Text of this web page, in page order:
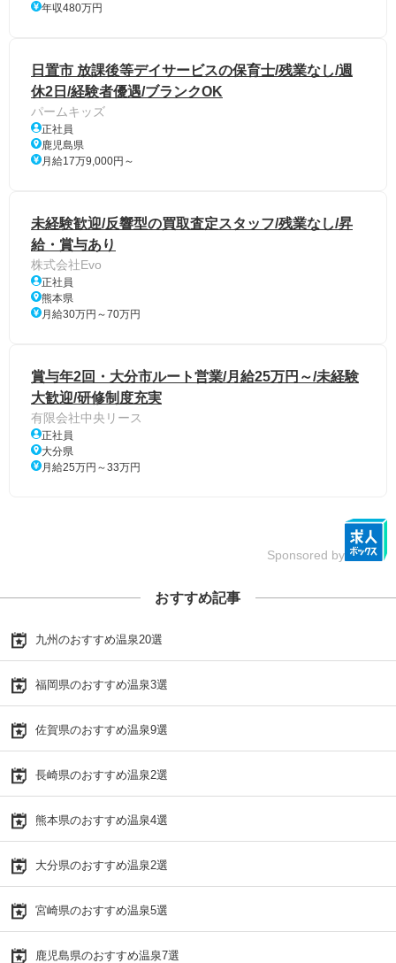
年収480万円
日置市 放課後等デイサービスの保育士/残業なし/週
休2日/経験者優遇/ブランクOK
パームキッズ
正社員
鹿児島県
月給17万9,000円～
未経験歓迎/反響型の買取査定スタッフ/残業なし/昇
給・賞与あり
株式会社Evo
正社員
熊本県
月給30万円～70万円
賞与年2回・大分市ルート営業/月給25万円～/未経験
大歓迎/研修制度充実
有限会社中央リース
正社員
大分県
月給25万円～33万円
Sponsored by
おすすめ記事
九州のおすすめ温泉20選
福岡県のおすすめ温泉3選
佐賀県のおすすめ温泉9選
長崎県のおすすめ温泉2選
熊本県のおすすめ温泉4選
大分県のおすすめ温泉2選
宮崎県のおすすめ温泉5選
鹿児島県のおすすめ温泉7選